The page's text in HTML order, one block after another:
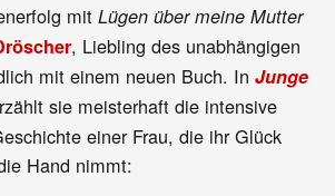
mitLügen über meine Mutter
, Liebling des unabhängigen
mit einem neuen Buch. InJunge
sie meisterhaft die intensive
einer Frau, die ihr Glück
Hand nimmt: